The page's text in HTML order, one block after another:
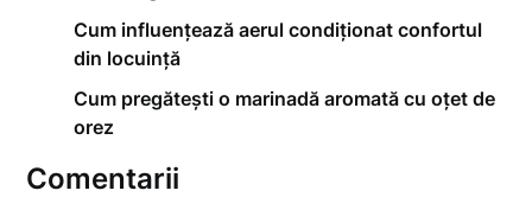
Cum influențează aerul condiționat confortul
din locuință
Cum pregătești o marinadă aromată cu oțet de
orez
Comentarii